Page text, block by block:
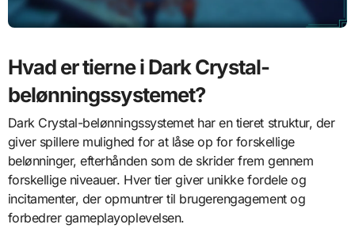
Hvad er tierne i Dark Crystal-
belønningssystemet?
Dark Crystal-belønningssystemet har en tieret struktur, der
giver spillere mulighed for at låse op for forskellige
belønninger, efterhånden som de skrider frem gennem
forskellige niveauer. Hver tier giver unikke fordele og
incitamenter, der opmuntrer til brugerengagement og
forbedrer gameplayoplevelsen.